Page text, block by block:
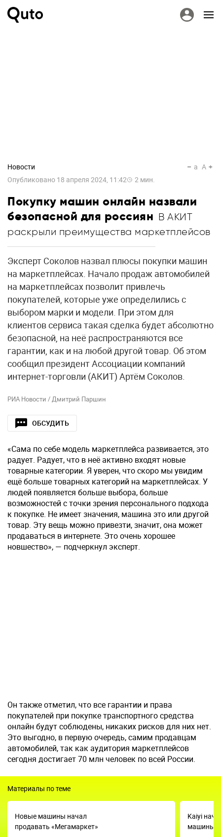
Новости
Опубликовано 18 апреля 2024, 11:42 2 мин.
a A
Покупку машин онлайн назвали
безопасной для россиян В АКИТ
раскрыли преимущества маркетплейсов
Эксперт Соколов назвал плюсы покупки машин
на маркетплейсах. Начало продаж автомобилей
на маркетплейсах позволит привлечь
покупателей, которые уже определились с
выбором марки и модели. При этом для
клиентов сервиса такая сделка будет абсолютно
безопасной, на неё распространяются все
гарантии, как и на любой другой товар. Об этом
сообщил президент Ассоциации компаний
интернет-торговли (АКИТ) Артём Соколов.
РИА Новости / Дмитрий Паршин
ОБСУДИТЬ
«Сама по себе модель маркетплейса развивается, это
радует. Радует, что в неё активно входят новые
товарные категории. Я уверен, что скоро мы увидим
ещё больше товарных категорий на маркетплейсах. У
людей появляется больше выбора, больше
возможностей с точки зрения персонального подхода
к покупке. Не имеет значения, машина это или другой
товар. Эту вещь можно привезти, значит, она может
продаваться в интернете. Это очень хорошее
новшество», — подчеркнул эксперт.
Он также отметил, что все гарантии и права
покупателей при покупке транспортного средства
онлайн будут соблюдены, никаких рисков для них нет.
Это выгодно, в первую очередь, самим продавцам
автомобилей, так как аудитория маркетплейсов
сегодня достигает 70 млн человек по всей России.
Материалы по теме
Новые машины начал
продавать «Мегамаркет»
Kaiyi
машины